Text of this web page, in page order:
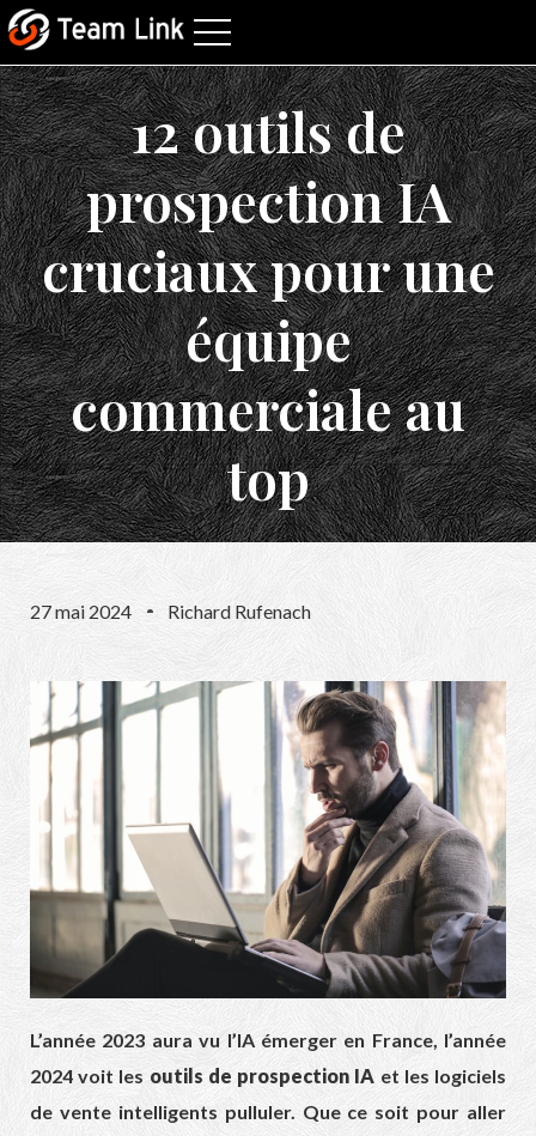
12 outils de
prospection IA
cruciaux pour une
équipe
commerciale au
top
27 mai 2024 Richard Rufenach
L’année 2023 aura vu l’IA émerger en France, l’année
2024 voit les outils de prospection IA et les logiciels
de vente intelligents pulluler. Que ce soit pour aller